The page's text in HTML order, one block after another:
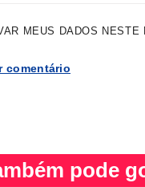
MEUS DADOS NESTE
pode